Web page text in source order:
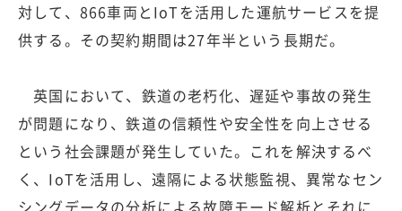
対して、866車両とIoTを活用した運航サービスを提
供する。その契約期間は27年半という長期だ。
英国において、鉄道の老朽化、遅延や事故の発生
が問題になり、鉄道の信頼性や安全性を向上させる
という社会課題が発生していた。これを解決するべ
く、IoTを活用し、遠隔による状態監視、異常なセン
シングデータの分析による故障モード解析とそれに